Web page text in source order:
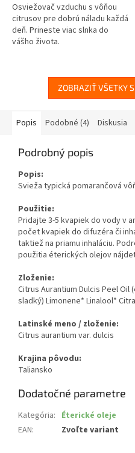
Osviežovač vzduchu s vôňou
citrusov pre dobrú náladu každá
deň. Prineste viac slnka do
vášho života.
ZOBRAZIŤ VŠETKY
Popis Podobné (4) Diskusia
Podrobný popis
Popis:
Svieža typická pomarančová
Použitie:
Pridajte 3-5 kvapiek do vody v
počet kvapiek do difuzéra či
taktiež na priamu inhaláciu.
použitia éterických olejov
Zloženie:
Citrus Aurantium Dulcis Peel
sladký) Limonene* Linalool*
Latinské meno / zloženie:
Citrus aurantium var. dulcis
Krajina pôvodu:
Taliansko
Dodatočné parametre
Kategória: Éterické oleje
EAN: Zvoľte variant